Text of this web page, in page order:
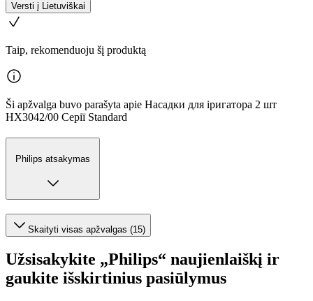
Versti į Lietuviškai
Taip, rekomenduoju šį produktą
Ši apžvalga buvo parašyta apie Насадки для іригатора 2 шт
HX3042/00 Серії Standard
Philips atsakymas
Skaityti visas apžvalgas (15)
Užsisakykite „Philips“ naujienlaiškį ir
gaukite išskirtinius pasiūlymus